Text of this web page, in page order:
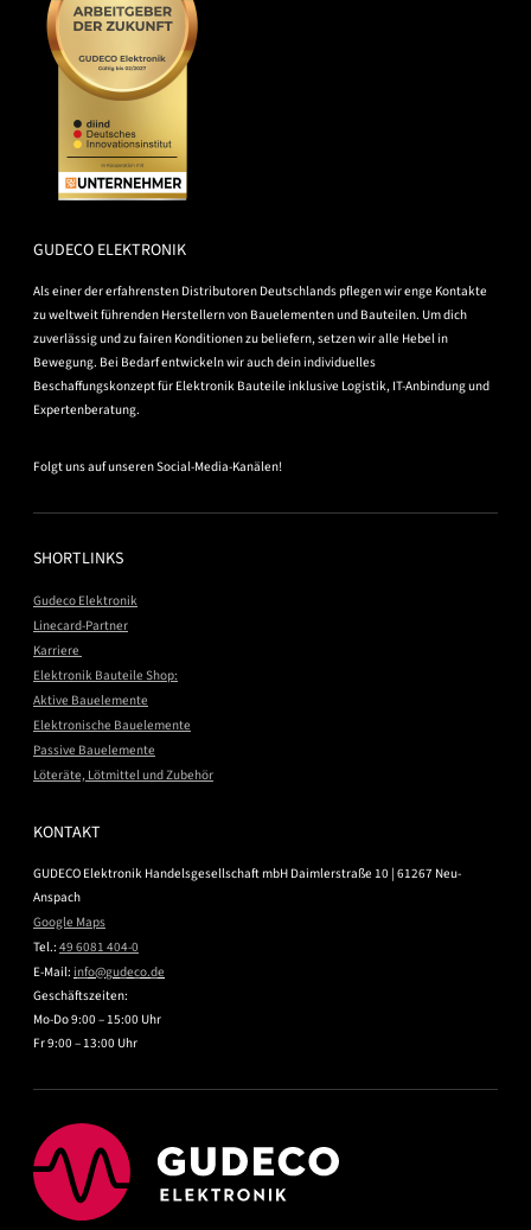
GUDECO ELEKTRONIK
Als einer der erfahrensten Distributoren Deutschlands pflegen wir enge Kontakte
zu weltweit führenden Herstellern von Bauelementen und Bauteilen. Um dich
zuverlässig und zu fairen Konditionen zu beliefern, setzen wir alle Hebel in
Bewegung. Bei Bedarf entwickeln wir auch dein individuelles
Beschaffungskonzept für Elektronik Bauteile inklusive Logistik, IT-Anbindung und
Expertenberatung.
Folgt uns auf unseren Social-Media-Kanälen!
SHORTLINKS
Gudeco Elektronik
Linecard-Partner
Karriere
Elektronik Bauteile Shop:
Aktive Bauelemente
Elektronische Bauelemente
Passive Bauelemente
Löteräte, Lötmittel und Zubehör
KONTAKT
GUDECO Elektronik Handelsgesellschaft mbH Daimlerstraße 10 | 61267 Neu-
Anspach
Google Maps
Tel.: 49 6081 404-0
E-Mail: nf g d c d
Geschäftszeiten:
Mo-Do 9:00 – 15:00 Uhr
Fr 9:00 – 13:00 Uhr